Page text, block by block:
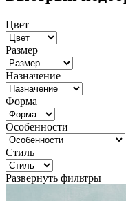
Цвет
Размер
Назначение
Форма
Особенности
Стиль
Развернуть фильтры